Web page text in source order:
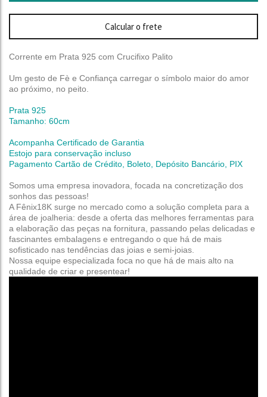
Calcular o frete
Corrente em Prata 925 com Crucifixo Palito
Um gesto de Fè e Confiança carregar o símbolo maior do amor
ao próximo, no peito.
Prata 925
Tamanho: 60cm
Acompanha Certificado de Garantia
Estojo para conservação incluso
Pagamento Cartão de Crédito, Boleto, Depósito Bancário, PIX
Somos uma empresa inovadora, focada na concretização dos
sonhos das pessoas!
A Fênix18K surge no mercado como a solução completa para a
área de joalheria: desde a oferta das melhores ferramentas para
a elaboração das peças na fornitura, passando pelas delicadas e
fascinantes embalagens e entregando o que há de mais
sofisticado nas tendências das joias e semi-joias.
Nossa equipe especializada foca no que há de mais alto na
qualidade de criar e presentear!